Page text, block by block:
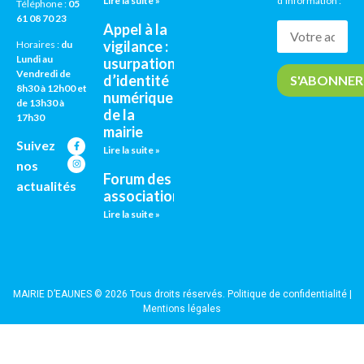
Téléphone : 05
61 08 70 23
Horaires : du
Lundi au
Vendredi de
8h30 à 12h00 et
de 13h30 à
17h30
Suivez
nos
actualités
Appel à la
vigilance :
usurpation
d’identité
numérique
de la
mairie
Lire la suite »
Forum des
associations
Lire la suite »
MAIRIE D’EAUNES © 2026 Tous droits réservés. Politique de confidentialité|
Mentions légales